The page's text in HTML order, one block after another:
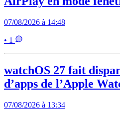
07/08/2026 à 14:48
• 1
watchOS 27 fait
d’apps de l’Apple
07/08/2026 à 13:34